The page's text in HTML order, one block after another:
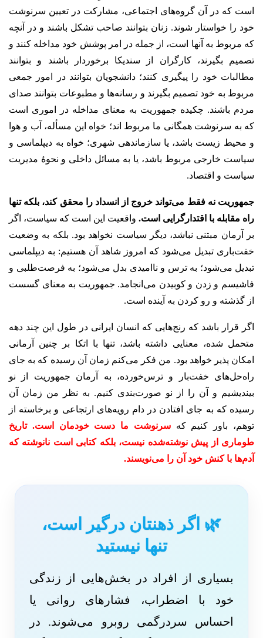
است که در آن گروه‌های اجتماعی، مشارکت در تعیین سرنوشت
خود را خواستار شوند. زنان بتوانند صاحب تشکل باشند و در آنچه
که مربوط به آنها است، از جمله در امر پوشش خود مداخله کنند و
تصمیم بگیرند، کارگران از سندیکا برخوردار باشند و بتوانند
مطالبات خود را پیگیری کنند؛ دانشجویان بتوانند در امور جمعی
مربوط به خود تصمیم بگیرند و رسانه‌ها و مطبوعات بتوانند صدای
مردم باشند. چکیده جمهوریت به معنای مداخله در اموری است
که به سرنوشت همگانی ما مربوط اند؛ خواه این مسأله، آب و هوا
و محیط زیست باشد، یا سازماندهی شهری؛ خواه به دیپلماسی و
سیاست خارجی مربوط باشد، یا به مسائل داخلی و نحوۀ مدیریت
سیاست و اقتصاد.
جمهوریت نه فقط می‌تواند خروج از انسداد را محقق کند، بلکه تنها
راه مقابله با اقتدارگرایی است. واقعیت این است که سیاست، اگر
بر آرمان مبتنی نباشد، دیگر سیاست نخواهد بود. بلکه به وضعیت
خفت‌باری تبدیل می‌شود که امروز شاهد آن هستیم: به دیپلماسی
تبدیل می‌شود؛ به ترس‌ و ناامیدی بدل می‌شود؛ به فرصت‌طلبی و
فاشیسم و زدن و کوبیدن می‌انجامد. جمهوریت به معنای گسست
از گذشته و رو کردن به آینده است.
اگر قرار باشد که رنج‌هایی که انسان ایرانی در طول این چند دهه
متحمل شده، معنایی داشته باشد، تنها با اتکا بر چنین آرمانی
امکان پذیر خواهد بود. من فکر می‌کنم زمان آن رسیده که به جای
راه‌حل‌های ‌‌خفت‌بار و ترس‌خورده، به آرمان جمهوریت از نو
بیندیشیم و آن را از نو صورت‌بندی کنیم. به نظر من زمان آن
رسیده که به جای افتادن در دام رویه‌های ارتجاعی و برخاسته از
توهم، باور کنیم کهسرنوشت ما دست خودمان است. تاریخ
طوماری از پیش نوشته‌شده نیست، بلکه کتابی است نانوشته که
آدم‌ها با کنش خود آن را می‌نویسند.
🌿 اگر ذهنتان درگیر است،
تنها نیستید
بسیاری از افراد در بخش‌هایی از زندگی
خود با اضطراب، فشارهای روانی یا
احساس سردرگمی روبرو می‌شوند. در